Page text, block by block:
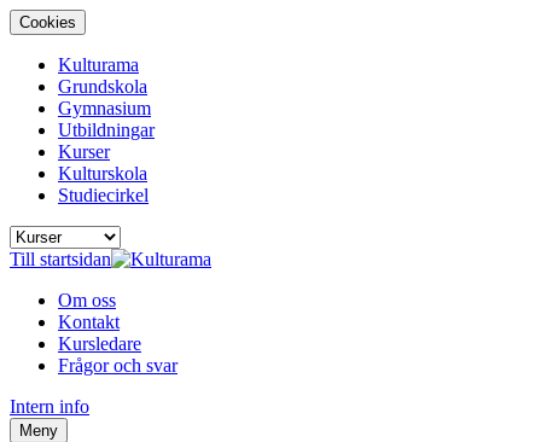
Cookies
Kulturama
Grundskola
Gymnasium
Utbildningar
Kurser
Kulturskola
Studiecirkel
Till startsidan
Om oss
Kontakt
Kursledare
Frågor och svar
Intern info
Meny